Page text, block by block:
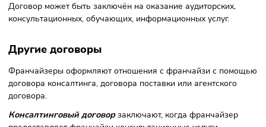
Лицензионный договортакже отражает суть
франчайзинга фиксируют в лицензионном договоре.
Франчайзер передаёт предпринимателю право
результаты своей интеллектуальной деятельности. При
срок действия лицензионного договора ограничен
в течение которого действует право на результаты
интеллектуальной работы.